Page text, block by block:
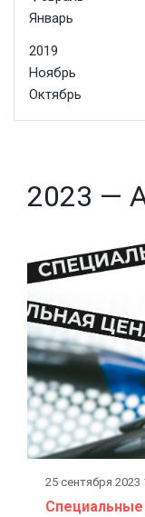
Январь
2019
Ноябрь
Октябрь
2023 —
25 сентября 2023